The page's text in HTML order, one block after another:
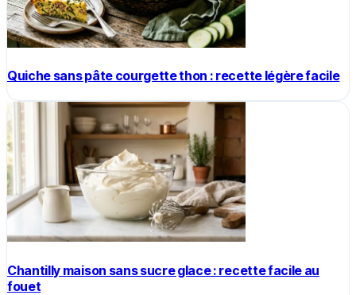
Quiche sans pâte courgette thon : recette légère facile
Chantilly maison sans sucre glace : recette facile au
fouet